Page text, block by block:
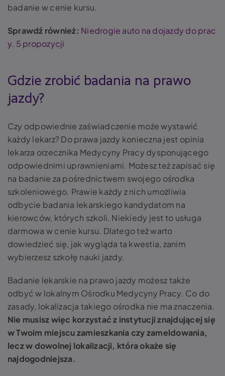
badanie w cenie kursu.
Sprawdź również: Niedrogie auto na dojazdy do prac
y. 5 propozycji
Gdzie zrobić badania na prawo
jazdy?
Czy odpowiednie zaświadczenie może wystawić
każdy lekarz? Do prawa jazdy konieczna jest opinia
lekarza orzecznika Medycyny Pracy dysponującego
odpowiednimi uprawnieniami. Możesz też zapisać się
na badanie za pośrednictwem swojego ośrodka
szkoleniowego. Prawie każdy z nich umożliwia
odbycie badania lekarskiego kandydatom na
kierowców, których szkoli. Niekiedy jest to usługa
darmowa w cenie kursu. Dlatego też warto
dowiedzieć się, jak wygląda ta kwestia, zanim
wybierzesz szkołę nauki jazdy.
Badanie lekarskie na prawo jazdy możesz także
odbyć w lokalnym Ośrodku Medycyny Pracy. Co do
zasady, lokalizacja takiego ośrodka nie ma znaczenia.
Nie musisz więc korzystać z instytucji znajdującej się
w Twoim miejscu zamieszkania czy zameldowania,
lecz w dowolnej lokalizacji, która okaże się
najdogodniejsza.